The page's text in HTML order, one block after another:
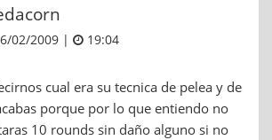
02/2009 | 19:04
cual era su tecnica de pelea y de
porque por lo que entiendo no
10 rounds sin daño alguno si no